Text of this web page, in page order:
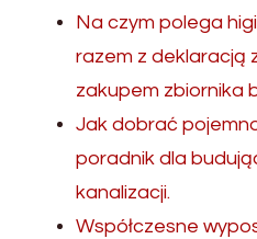
Na czym polega
razem z deklaracją
zakupem zbiornika
Jak dobrać
poradnik dla
kanalizacji.
Współczesne